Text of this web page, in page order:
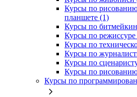
Курсы по
планшете (1)
Курсы по
Курсы по режиссуре
Курсы по
Курсы по
Курсы по
Курсы по
Курсы по